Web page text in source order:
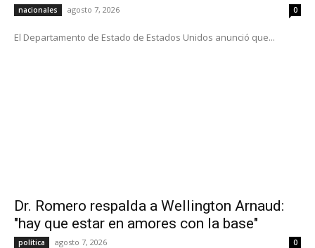
nacionales agosto 7, 2026 0
El Departamento de Estado de Estados Unidos anunció que...
Dr. Romero respalda a Wellington Arnaud:
"hay que estar en amores con la base"
política agosto 7, 2026 0